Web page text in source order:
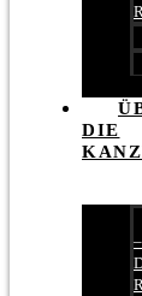
DIE
–